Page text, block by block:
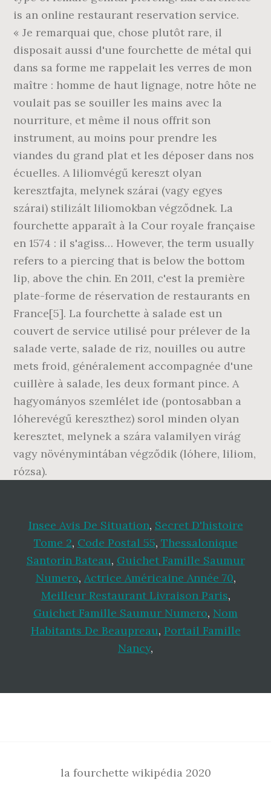
Insee Avis De Situation, Secret D'histoire
Tome 2, Code Postal 55, Thessalonique
Santorin Bateau, Guichet Famille Saumur
Numero, Actrice Américaine Année 70,
Meilleur Restaurant Livraison Paris,
Guichet Famille Saumur Numero, Nom
Habitants De Beaupreau, Portail Famille
Nancy,
la fourchette wikipédia 2020